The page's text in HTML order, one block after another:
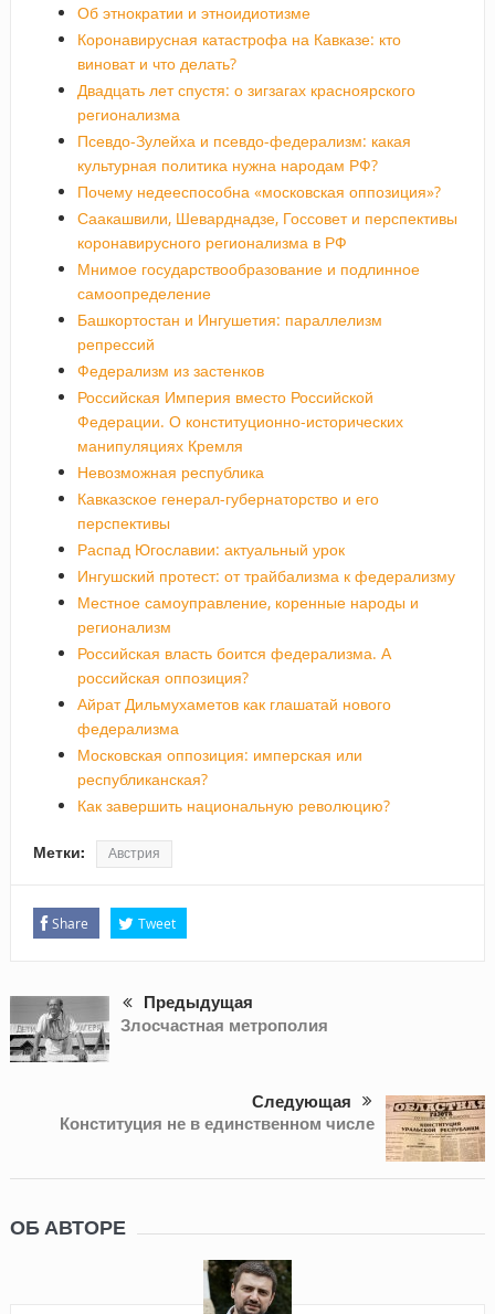
Об этнократии и этноидиотизме
Коронавирусная катастрофа на Кавказе: кто
виноват и что делать?
Двадцать лет спустя: о зигзагах красноярского
регионализма
Псевдо-Зулейха и псевдо-федерализм: какая
культурная политика нужна народам РФ?
Почему недееспособна «московская оппозиция»?
Саакашвили, Шеварднадзе, Госсовет и перспективы
коронавирусного регионализма в РФ
Мнимое государствообразование и подлинное
самоопределение
Башкортостан и Ингушетия: параллелизм
репрессий
Федерализм из застенков
Российская Империя вместо Российской
Федерации. О конституционно-исторических
манипуляциях Кремля
Невозможная республика
Кавказское генерал-губернаторство и его
перспективы
Распад Югославии: актуальный урок
Ингушский протест: от трайбализма к федерализму
Местное самоуправление, коренные народы и
регионализм
Российская власть боится федерализма. А
российская оппозиция?
Айрат Дильмухаметов как глашатай нового
федерализма
Московская оппозиция: имперская или
республиканская?
Как завершить национальную революцию?
Метки: Австрия
Share Tweet
Предыдущая
Злосчастная метрополия
Следующая
Конституция не в единственном числе
ОБ АВТОРЕ